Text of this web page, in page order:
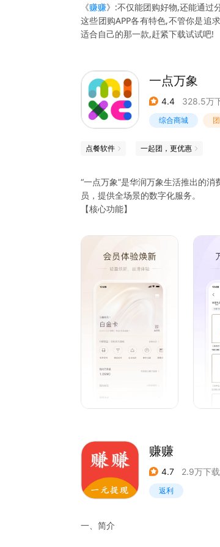
《赚赚》:不仅能团购好物,还能通过
这些团购APP各有特色,不管你是追
适合自己的那一款,赶紧下载试试吧!
一点万象
4.4 328.5万
综合商城
点餐软件 一起团，更优惠
“一点万象”是华润万象生活推出的
员，提供全场景的数字化服务。
【核心功能】
会员福利：自助集星、万象星兑礼、
活动资讯：第一时间获取商场促销
赚赚
4.7 2.9万下载
返利
一、简介